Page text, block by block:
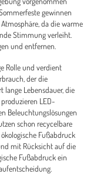
gewinnen
da die warme
Stimmung verleiht.
und entfernen.
Rolle und verdient
der die
lange Lebensdauer, die
LED-
Beleuchtungslösungen
schon recycelbare
Fußabdruck
mit Rücksicht auf die
Fußabdruck ein